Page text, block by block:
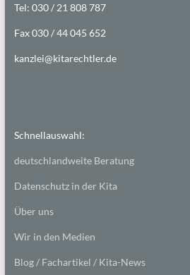
Tel: 030 / 21 808 787
Fax 030 / 44 045 652
kanzlei@kitarechtler.de
Schnellauswahl:
deutschlandweite Beratung
Datenschutz in der Kita
Über uns
Wir in den Medien
Blog / Fachartikel / Kita-News